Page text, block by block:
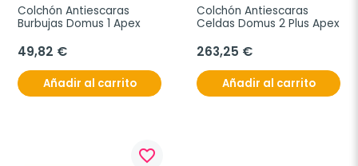
Colchón Antiescaras
Burbujas Domus 1 Apex
49,82 €
Añadir al carrito
Colchón Antiescaras
Celdas Domus 2 Plus Apex
263,25 €
Añadir al carrito
favorite_border